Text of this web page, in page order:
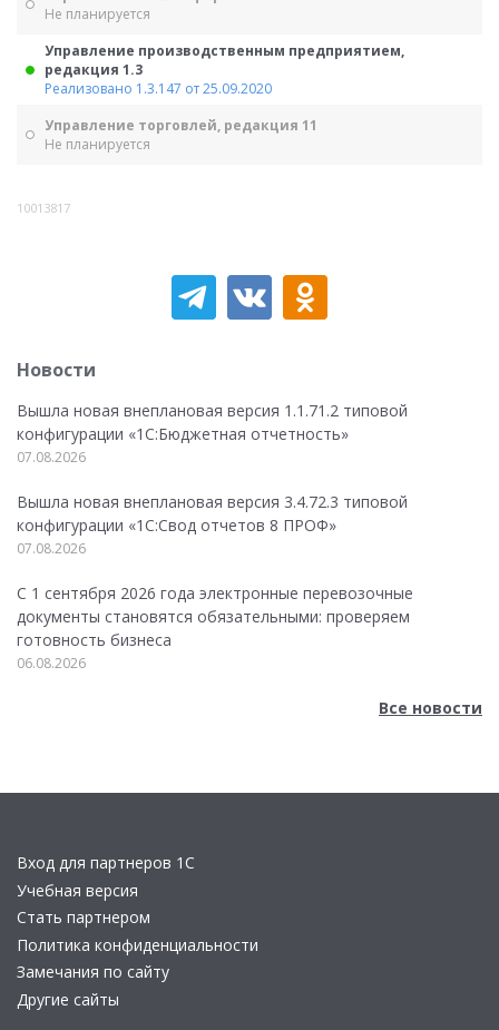
Не планируется
Управление производственным предприятием,
редакция 1.3
Реализовано 1.3.147 от 25.09.2020
Управление торговлей, редакция 11
Не планируется
10013817
Новости
Вышла новая внеплановая версия 1.1.71.2 типовой
конфигурации «1C:Бюджетная отчетность»
07.08.2026
Вышла новая внеплановая версия 3.4.72.3 типовой
конфигурации «1C:Свод отчетов 8 ПРОФ»
07.08.2026
С 1 сентября 2026 года электронные перевозочные
документы становятся обязательными: проверяем
готовность бизнеса
06.08.2026
Все новости
Вход для партнеров 1С
Учебная версия
Стать партнером
Политика конфиденциальности
Замечания по сайту
Другие сайты